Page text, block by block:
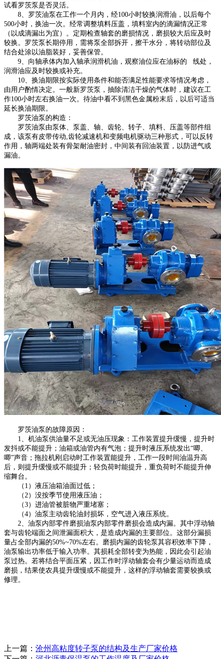
试看罗茨泵是否灵活。
8、罗茨油泵在工作一个月内，经100小时较换润滑油，以后每个
500小时，换油一次。经常调整填料压盖，填料室内的滴漏情况正常
（以成滴漏出为宜）。定期检查轴套的磨损情况，磨损较大后应及时
较换。罗茨泵长期停用，需将泵全部拆开，擦干水分，将转动部位及
结合处涂以油脂装好，妥善保管。
9、向轴承体内加入轴承润滑机油，观察油位应在油标的 线处，
润滑油应及时较换或补充。
10、换油期限按实际使用条件和能否满足性能要求等情况考虑，
由用户酌情决定。一般新罗茨泵，抽除清洁干燥的气体时，建议在工
作100小时左右换油一次。待油中看不到黑色金属粉末后，以后可适当
延长换油期限。
罗茨油泵的构造：
罗茨油泵由泵体、泵盖、轴、齿轮、转子、填料、压盖等部件组
成，该泵有皮带传动,齿轮减速机和变频电机驱动三种形式，可以反转
作用，轴两端处装有骨架耐油密封，中间装有回油装置，以防进气或
漏油。
罗茨油泵的故障原因：
1、 机油泵供油量不足或无油压现象：工作装置提升缓慢，提升时
发抖或不能提升；油箱或油管内有气泡；提升时液压系统发出“唧、
唧”声音；拖拉机刚启动时工作装置能提升，工作一段时间油温升高
后，则提升缓慢或不能提升；轻负荷时能提升，重负荷时不能提升伸
缩舞台。
（ 1）液压油箱油面过低；
（2）没按季节使用液压油；
（3）进油管被脏物严重堵塞；
（4）油泵主动齿轮油封损坏，空气进入液压系统。
2、油泵内部零件磨损油泵内部零件磨损会造成内漏。其中浮动轴
套与齿轮端面之间泄漏面积大，是造成内漏的主要部位。这部分漏损
量占全部内漏的50%~70%左右。磨损内漏的齿轮泵其容积效率下降，
油泵输出功率低于输入功率。其损耗全部转变为热能，因此会引起油
泵过热。若将结合平面压紧，因工作时浮动轴套会有少量运动而造成
磨损，结果使农具提升缓慢或不能提升，这样的浮动轴套需要较换或
修理。
上一篇： 沧州高粘度转子泵的结构及生产厂家价格